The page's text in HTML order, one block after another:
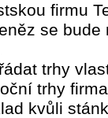
firmu
se bude
trhy
trhy
kvůli
je
si
V